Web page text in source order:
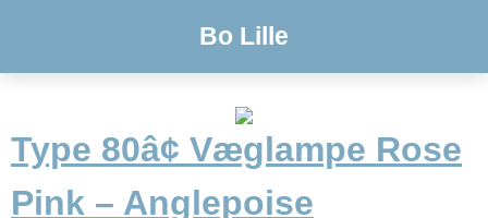
Bo Lille
Type 80â¢ Væglampe Rose
Pink – Anglepoise